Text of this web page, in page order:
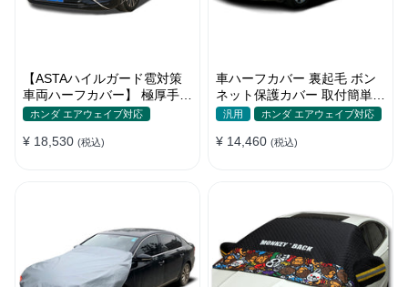
【ASTAハイルガード雹対策
車両ハーフカバー】 極厚手
防雹 雹害 凍結防止 防雪防風
ー
ホンダ エアウェイブ対応
¥ 18,530 (税込)
車ハーフカバー 裏起毛 ボン
ネット保護カバー 取付簡単
防水 軽/普自動車 軽量 塗装保
汎用 ホンダ エアウェイブ対応
¥ 14,460 (税込)